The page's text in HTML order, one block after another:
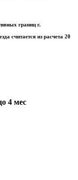
границ г.
считается из расчета 20
4 мес